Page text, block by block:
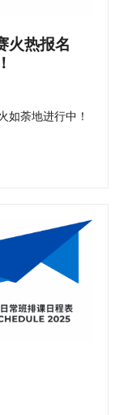
火热报名
如荼地进行中！